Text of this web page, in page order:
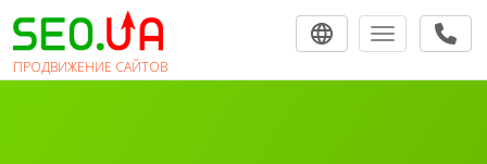
ПРОДВИЖЕНИЕ САЙТОВ
Toggle